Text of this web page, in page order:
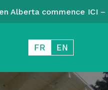
Alberta commence ICI
FR EN